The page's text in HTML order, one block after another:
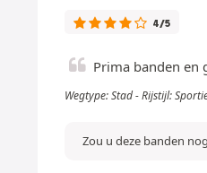
4/5
Prima banden en
Wegtype: Stad - Rijstijl:
Zou u deze banden